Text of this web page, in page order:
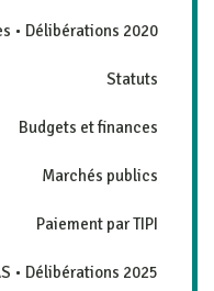
• Délibérations 2020
Statuts
Budgets et finances
Marchés publics
Paiement par TIPI
• Délibérations 2025